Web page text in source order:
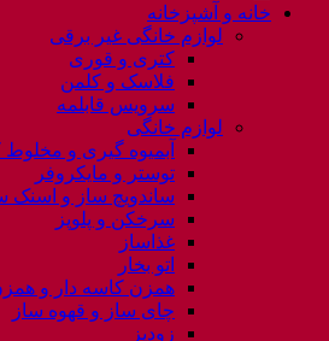
خانه و آشپزخانه
لوازم خانگی غیر برقی
کتری و قوری
فلاسک و کلمن
سرویس قابلمه
لوازم خانگی
آبمیوه گیری و
توستر و مایکروفر
ساندویچ ساز و اسنک
سرخکن و پلوپز
غذاساز
اتو بخار
همزن کاسه دار و
چای ساز و قهوه ساز
زودپز